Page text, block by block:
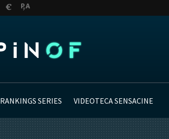
RANKINGS SERIES VIDEOTECA SENSACINE